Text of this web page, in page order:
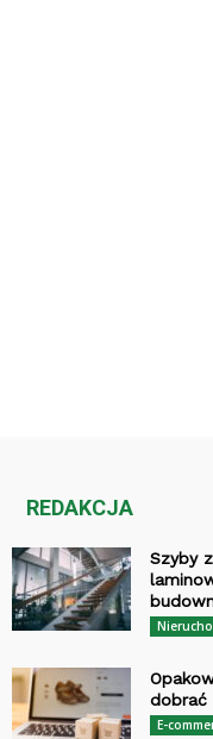
REDAKCJA
Szyby
dobrać
E-